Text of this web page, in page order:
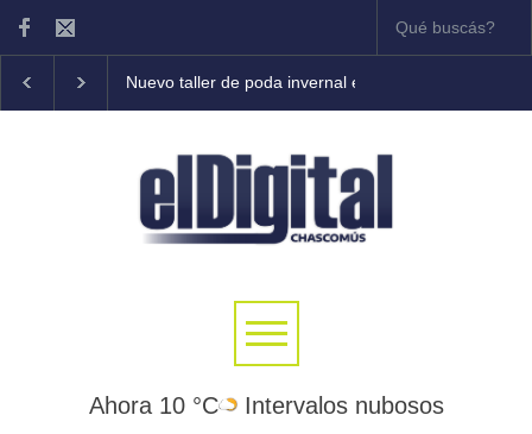
Nuevo taller de poda invernal en frutales
Ahora 10 °C Intervalos nubosos